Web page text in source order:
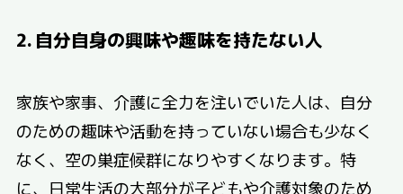
2. 自分自身の興味や趣味を持たない人
家族や家事、介護に全力を注いでいた人は、自分
のための趣味や活動を持っていない場合も少なく
なく、空の巣症候群になりやすくなります。特
に、日常生活の大部分が子どもや介護対象のため